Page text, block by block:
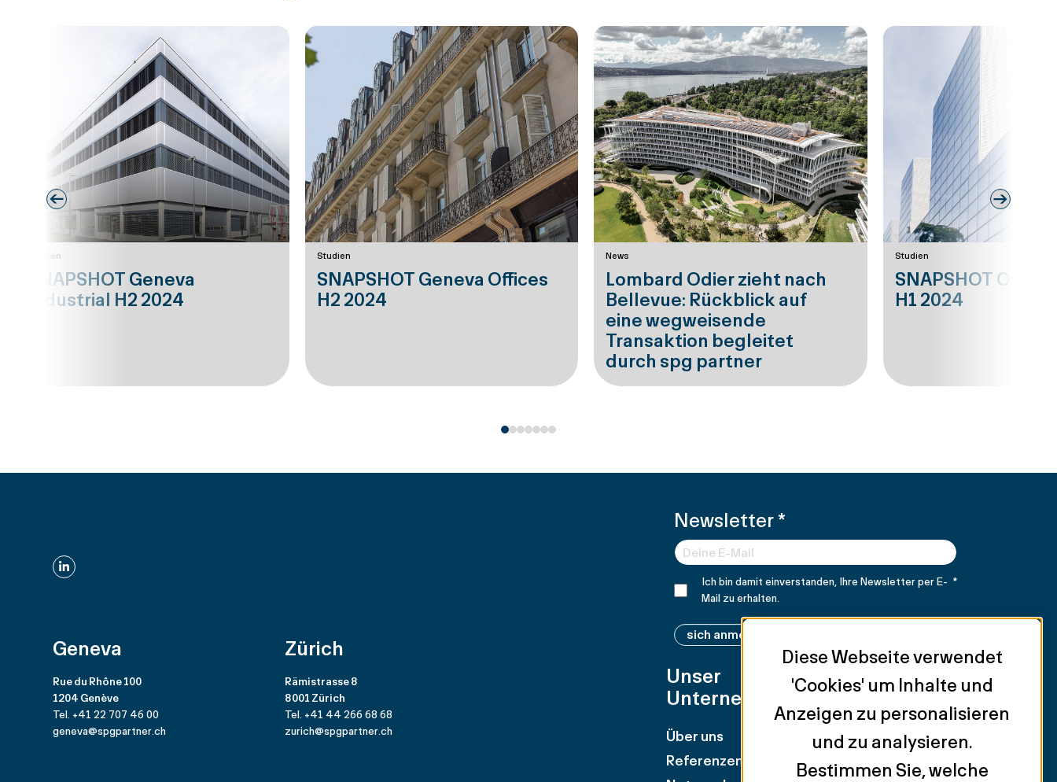
Studien
SNAPSHOT Geneva
Industrial H2 2024
Studien
SNAPSHOT Geneva Offices
H2 2024
News
Lombard Odier zieht nach
Bellevue: Rückblick auf
eine wegweisende
Transaktion begleitet
durch spg partner
Studien
SNAPSHOT
H1 2024
Prev Next
Newsletter*
Ich bin damit einverstanden, Ihre Newsletter per E-
Mail zu erhalten.
*
sich anmelden
LinkedIn
Geneva
Rue du Rhône 100
1204 Genève
Tel. +41 22 707 46 00
geneva@spgpartner.ch
Zürich
Rämistrasse 8
8001 Zürich
Tel. +41 44 266 68 68
zurich@spgpartner.ch
Unser
Unternehmen
Über uns
Referenzen
Unsere
Dienstleistungen
Anlageobjekte
Einzelhandel
Diese Webseite verwendet
'Cookies' um Inhalte und
Anzeigen zu personalisieren
und zu analysieren.
Bestimmen Sie, welche